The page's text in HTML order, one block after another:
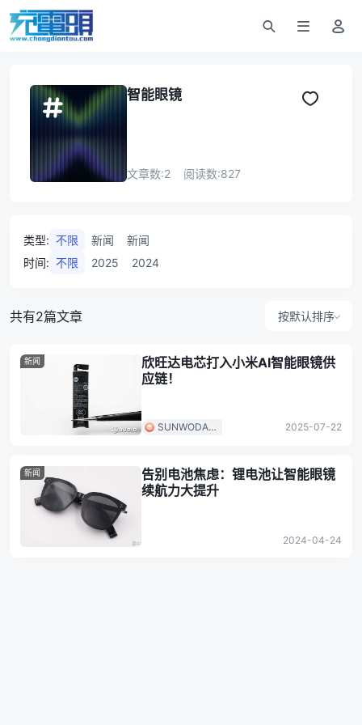
智能眼镜
文章数:2 阅读数:827
类型: 不限 新闻
新闻
时间: 不限 2025 2024
共有2篇文章 按默认排序
新闻
欣旺达电芯打入小米AI智能眼镜供
应链！
SUNWODA欣
2025-07-22
新闻
告别电池焦虑：锂电池让智能眼镜
续航力大提升
2024-04-24